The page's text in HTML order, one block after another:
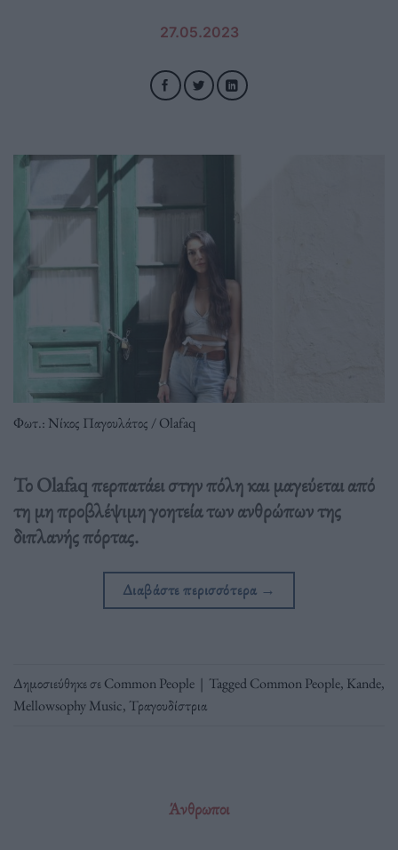
27.05.2023
Φωτ.: Νίκος Παγουλάτος / Olafaq
Το Olafaq περπατάει στην πόλη και μαγεύεται από
τη μη προβλέψιμη γοητεία των ανθρώπων της
διπλανής πόρτας.
Διαβάστε περισσότερα →
Δημοσιεύθηκε σεCommon People | TaggedCommon People, Kande,
Mellowsophy Music, Τραγουδίστρια
Άνθρωποι